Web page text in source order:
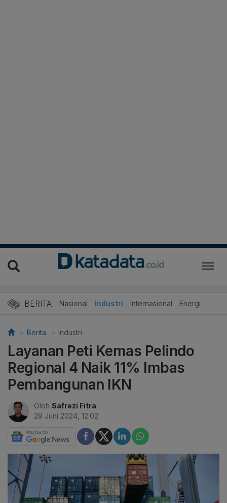
BERITA Nasional Industri Internasional Energi
Berita Industri
Layanan Peti Kemas Pelindo
Regional 4 Naik 11% Imbas
Pembangunan IKN
Oleh Safrezi Fitra
29 Juni 2024, 12:02